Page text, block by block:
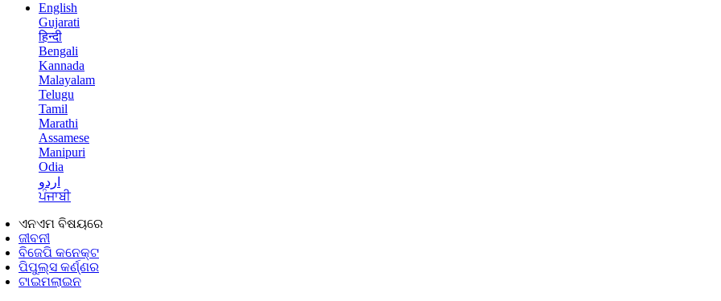
English
Gujarati
हिन्दी
Bengali
Kannada
Malayalam
Telugu
Tamil
Marathi
Assamese
Manipuri
Odia
اردو
ਪੰਜਾਬੀ
ଏନଏମ ବିଷୟରେ
ଜୀବନୀ
ବିଜେପି କନେକ୍ଟ
ପିପୁଲ୍ସ କର୍ଣ୍ଣର
ଟାଇମଲାଇନ